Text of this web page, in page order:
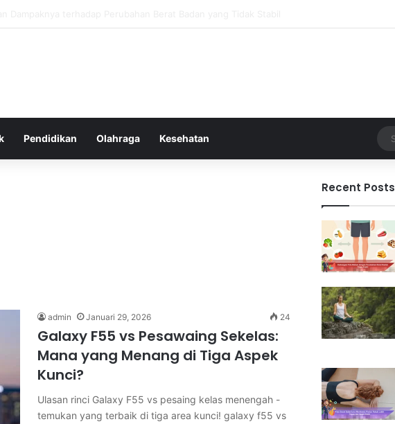
Pendidikan Olahraga Kesehatan
admin Januari 29, 2026 24
Galaxy F55 vs Pesawaing Sekelas:
Mana yang Menang di Tiga Aspek
Kunci?
Ulasan rinci Galaxy F55 vs pesaing kelas menengah -
temukan yang terbaik di tiga area kunci! galaxy f55 vs
Recent Posts